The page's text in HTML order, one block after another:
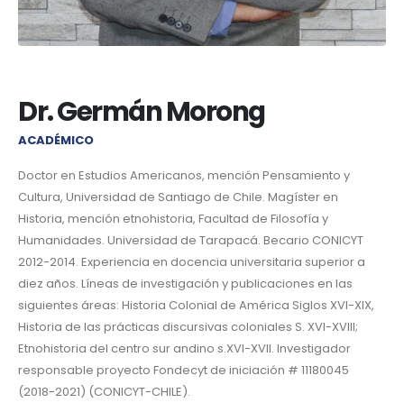
Dr. Germán Morong
ACADÉMICO
Doctor en Estudios Americanos, mención Pensamiento y
Cultura, Universidad de Santiago de Chile. Magíster en
Historia, mención etnohistoria, Facultad de Filosofía y
Humanidades. Universidad de Tarapacá. Becario CONICYT
2012-2014. Experiencia en docencia universitaria superior a
diez años. Líneas de investigación y publicaciones en las
siguientes áreas: Historia Colonial de América Siglos XVI-XIX,
Historia de las prácticas discursivas coloniales S. XVI-XVIII;
Etnohistoria del centro sur andino s.XVI-XVII. Investigador
responsable proyecto Fondecyt de iniciación # 11180045
(2018-2021) (CONICYT-CHILE).